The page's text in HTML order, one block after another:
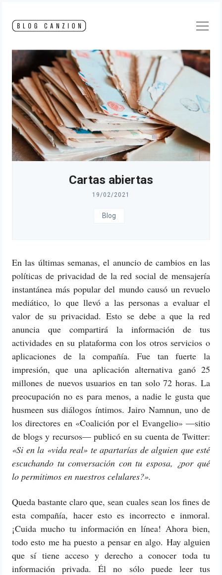
content
Cartas abiertas
19/02/2021
Blog
En las últimas semanas, el anuncio de cambios en las
políticas de privacidad de la red social de mensajería
instantánea más popular del mundo causó un revuelo
mediático, lo que llevó a las personas a evaluar el
valor de su privacidad. Esto se debe a que la red
anuncia que compartirá la información de tus
actividades en su plataforma con los otros servicios o
aplicaciones de la compañía. Fue tan fuerte la
impresión, que una aplicación alternativa ganó 25
millones de nuevos usuarios en tan solo 72 horas. La
preocupación no es para menos, a nadie le gusta que
husmeen sus diálogos íntimos. Jairo Namnun, uno de
los directores en «Coalición por el Evangelio» —sitio
de blogs y recursos— publicó en su cuenta de Twitter:
«Si en la «vida real» te apartarías de alguien que esté
escuchando tu conversación con tu esposa, ¿por qué
lo permitimos en nuestros celulares?».
Queda bastante claro que, sean cuales sean los fines de
esta compañía, hacer esto es incorrecto e inmoral.
¡Cuida mucho tu información en línea! Ahora bien,
todo esto me ha puesto a pensar en algo. Hay alguien
que sí tiene acceso y derecho a conocer toda tu
información privada. Él no sólo puede leer tus